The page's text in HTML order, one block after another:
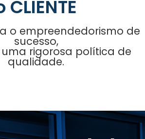
CLIENTE
o empreendedorismo de
sucesso,
rigorosa política de
qualidade.